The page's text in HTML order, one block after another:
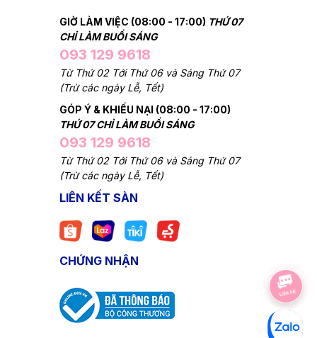
GIỜ LÀM VIỆC (08:00 - 17:00) THỨ 07
CHỈ LÀM BUỔI SÁNG
093 129 9618
Từ Thứ 02 Tới Thứ 06 và Sáng Thứ 07
(Trừ các ngày Lễ, Tết)
GÓP Ý & KHIẾU NẠI (08:00 - 17:00)
THỨ 07 CHỈ LÀM BUỔI SÁNG
093 129 9618
Từ Thứ 02 Tới Thứ 06 và Sáng Thứ 07
(Trừ các ngày Lễ, Tết)
LIÊN KẾT SÀN
CHỨNG NHẬN